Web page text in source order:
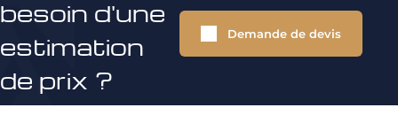
besoin d'une
estimation
de prix ?
Demande de devis